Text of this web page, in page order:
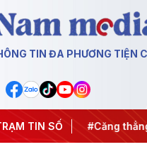
TIN ĐA PHƯƠNG TIỆN
TIN SỐ
thác IUU #Căng